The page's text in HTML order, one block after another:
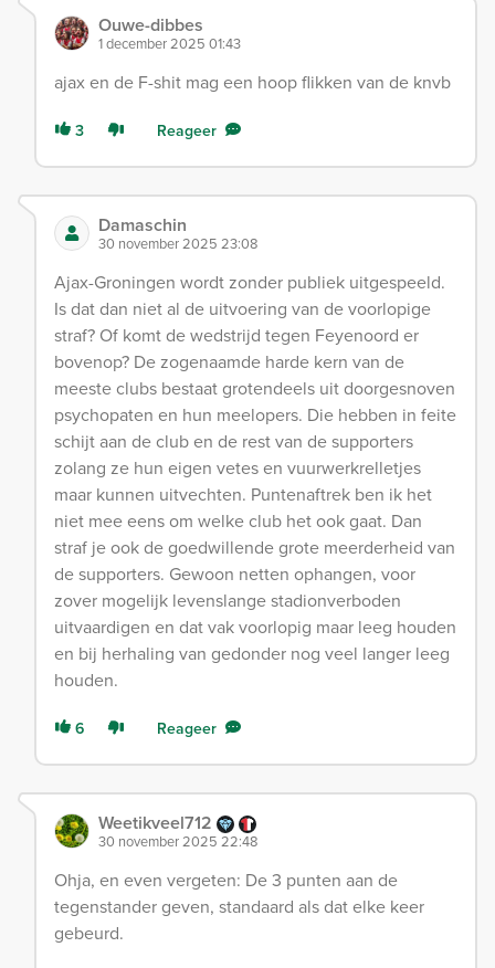
Ouwe-dibbes
1 december 2025 01:43
ajax en de F-shit mag een hoop flikken van de knvb
3 Reageer
Damaschin
30 november 2025 23:08
Ajax-Groningen wordt zonder publiek uitgespeeld.
Is dat dan niet al de uitvoering van de voorlopige
straf? Of komt de wedstrijd tegen Feyenoord er
bovenop? De zogenaamde harde kern van de
meeste clubs bestaat grotendeels uit doorgesnoven
psychopaten en hun meelopers. Die hebben in feite
schijt aan de club en de rest van de supporters
zolang ze hun eigen vetes en vuurwerkrelletjes
maar kunnen uitvechten. Puntenaftrek ben ik het
niet mee eens om welke club het ook gaat. Dan
straf je ook de goedwillende grote meerderheid van
de supporters. Gewoon netten ophangen, voor
zover mogelijk levenslange stadionverboden
uitvaardigen en dat vak voorlopig maar leeg houden
en bij herhaling van gedonder nog veel langer leeg
houden.
6 Reageer
Weetikveel712
30 november 2025 22:48
Ohja, en even vergeten: De 3 punten aan de
tegenstander geven, standaard als dat elke keer
gebeurd.